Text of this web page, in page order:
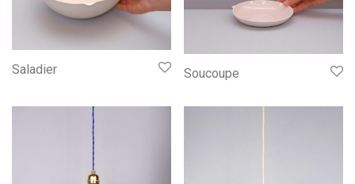
Saladier Soucoupe